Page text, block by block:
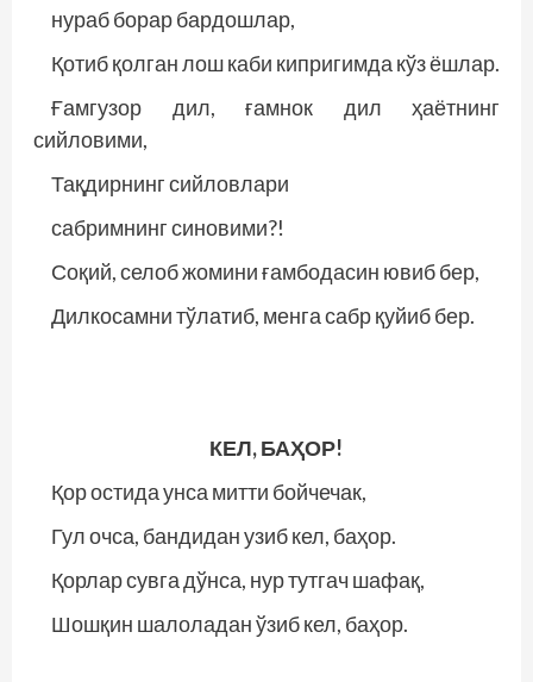
нураб борар бардошлар,
Қотиб қолган лош каби кипригимда кўз ёшлар.
Ғамгузор дил, ғамнок дил ҳаётнинг
сийловими,
Тақдирнинг сийловлари
сабримнинг синовими?!
Соқий, селоб жомини ғамбодасин ювиб бер,
Дилкосамни тўлатиб, менга сабр қуйиб бер.
КЕЛ, БАҲОР!
Қор остида унса митти бойчечак,
Гул очса, бандидан узиб кел, баҳор.
Қорлар сувга дўнса, нур тутгач шафақ,
Шошқин шалоладан ўзиб кел, баҳор.